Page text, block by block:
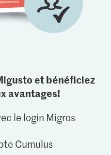
et bénéficiez
avantages!
le login Migros
Cumulus